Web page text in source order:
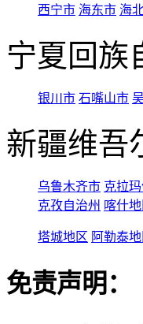
西宁市 海东市 海
宁夏回族
银川市 石嘴山市
新疆维吾
乌鲁木齐市 克拉
克孜自治州 喀什
塔城地区 阿勒泰
免责声明：